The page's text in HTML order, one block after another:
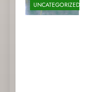
UNCATEGORIZED